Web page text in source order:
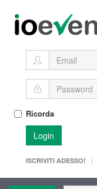
Ricorda
Login
ISCRIVITI ADESSO!